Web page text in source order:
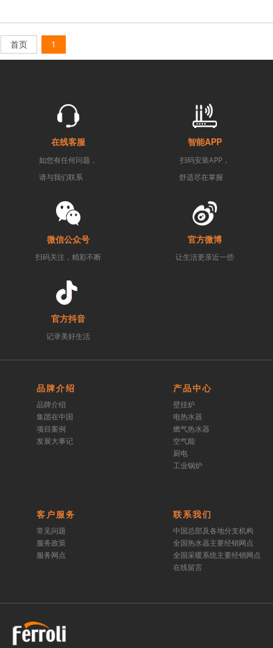
首页 1
在线客服
如您有任何问题，
请与我们联系
智能APP
扫码安装APP，
舒适尽在掌握
微信公众号
扫码关注，精彩不断
官方微博
让生活更亲近一些
官方抖音
记录美好生活
品牌介绍
品牌介绍
集团在中国
项目案例
发展大事记
产品中心
壁挂炉
电热水器
燃气热水器
空气能
厨电
工业锅炉
客户服务
常见问题
服务政策
服务网点
联系我们
中国总部及各地分支机构
全国热水器主要经销网点
全国采暖系统主要经销网点
在线留言